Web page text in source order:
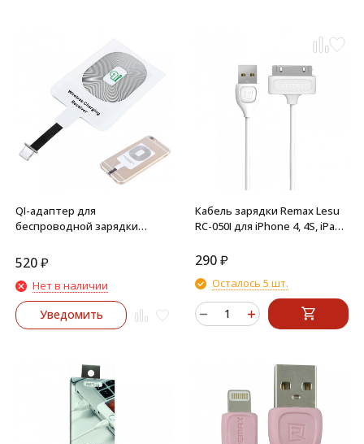
QI-адаптер для
беспроводной зарядки
520₽
Нет в наличии
Уведомить
Кабель зарядки Remax Lesu
RC-050I для iPhone 4, 4S, iPad
290₽
Осталось 5 шт.